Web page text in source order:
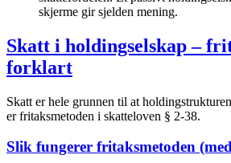
skjerme gir sjelden mening.
Skatt i holdingselskap –
forklart
Skatt er hele grunnen til at
er fritaksmetoden i skatteloven § 2-38.
Slik fungerer fritaksmetoden